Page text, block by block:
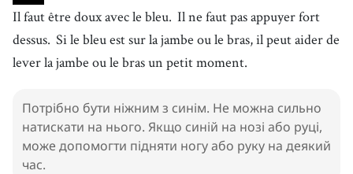
Il faut être doux avec le bleu. Il ne faut pas appuyer fort
dessus. Si le bleu est sur la jambe ou le bras, il peut aider de
lever la jambe ou le bras un petit moment.
Потрібно бути ніжним з синім. Не можна сильно
натискати на нього. Якщо синій на нозі або руці,
може допомогти підняти ногу або руку на деякий
час.